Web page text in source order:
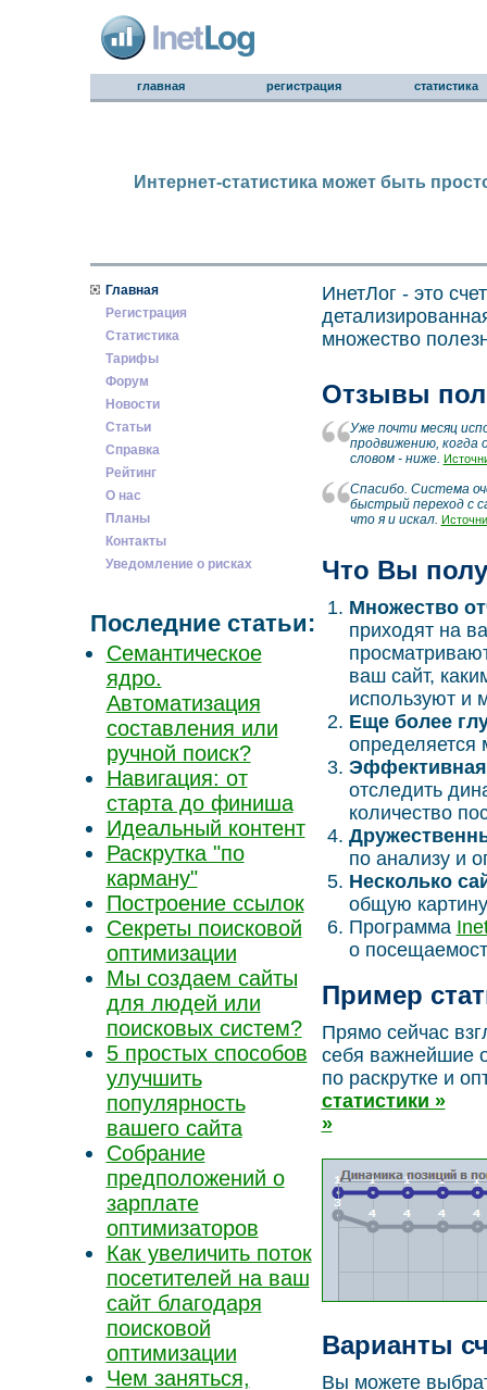
главная регистрация статистика
Интернет-статистика может быть
Главная
Регистрация
Статистика
Тарифы
Форум
Новости
Статьи
Справка
Рейтинг
О нас
Планы
Контакты
Уведомление о рисках
Последние статьи:
Семантическое
ядро.
Автоматизация
составления или
ручной поиск?
Навигация: от
старта до финиша
Идеальный контент
Раскрутка "по
карману"
Построение ссылок
Секреты поисковой
оптимизации
Мы создаем сайты
для людей или
поисковых систем?
5 простых способов
улучшить
популярность
вашего сайта
Собрание
предположений о
зарплате
оптимизаторов
Как увеличить поток
посетителей на ваш
сайт благодаря
поисковой
оптимизации
Чем заняться,
ИнетЛог - это
множество
Отзывы
Уже почти месяц
продвижению, когда
словом - ниже.
Спасибо. Система
быстрый переход с
что я и искал.
Что Вы
Множество
приходят на
ваш сайт,
используют и
Еще более
определяется
Эффективная
отследить
количество
по анализу и
Несколько
общую
Программа
о
Пример
Прямо сейчас
себя важнейшие
по раскрутке и
статистики »
»
Варианты
Вы можете